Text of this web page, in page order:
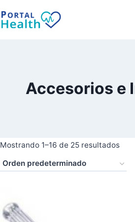
al
Accesorios e
Mostrando 1–16 de 25 resultados